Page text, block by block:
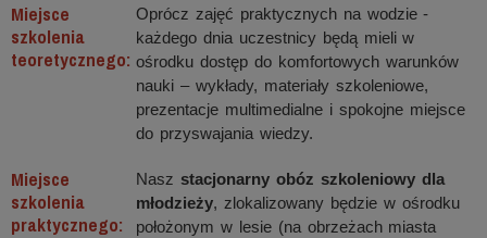
Miejsce
szkolenia
teoretycznego:
Oprócz zajęć praktycznych na wodzie -
każdego dnia uczestnicy będą mieli w
ośrodku dostęp do komfortowych warunków
nauki – wykłady, materiały szkoleniowe,
prezentacje multimedialne i spokojne miejsce
do przyswajania wiedzy.
Miejsce
szkolenia
praktycznego:
Nasz stacjonarny obóz szkoleniowy dla
młodzieży, zlokalizowany będzie w ośrodku
położonym w lesie (na obrzeżach miasta